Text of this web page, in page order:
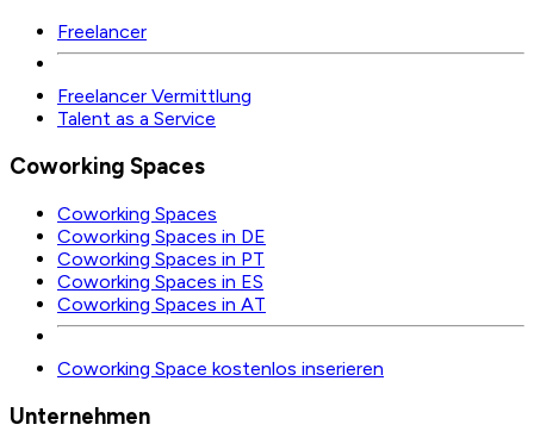
Freelancer
Freelancer Vermittlung
Talent as a Service
Coworking Spaces
Coworking Spaces
Coworking Spaces in DE
Coworking Spaces in PT
Coworking Spaces in ES
Coworking Spaces in AT
Coworking Space kostenlos inserieren
Unternehmen